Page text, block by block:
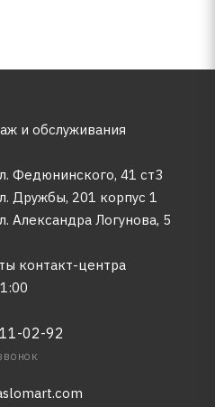
и обслуживания
Федюнинского, 41 ст3
Дружбы, 201 корпус 1
Александра Логунова, 5
контакт-центра
02-92